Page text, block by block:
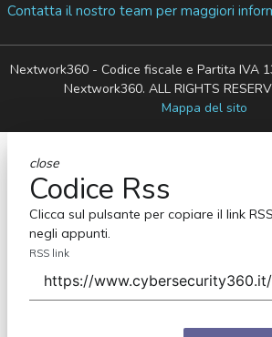
Contatta il nostro team per maggiori
Nextwork360 - Codice fiscale e Partita IVA
Nextwork360. ALL RIGHTS
Mappa del sito
close
Codice Rss
Clicca sul pulsante per copiare il link RSS
negli appunti.
RSS link